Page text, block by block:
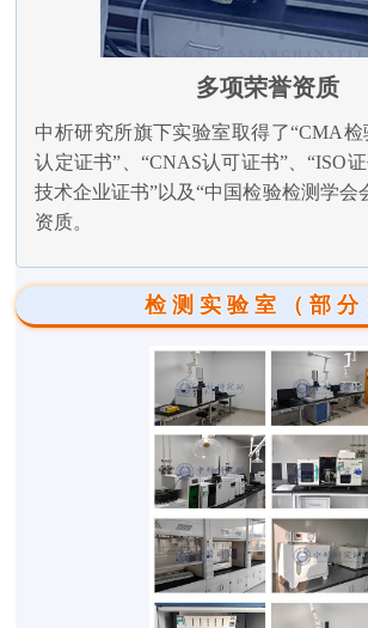
多项荣誉资质
中析研究所旗下实验室取得了“CMA
认定证书”、“CNAS认可证书”、“ISO
技术企业证书”以及“中国检验检测学会
资质。
检测实验室（部分